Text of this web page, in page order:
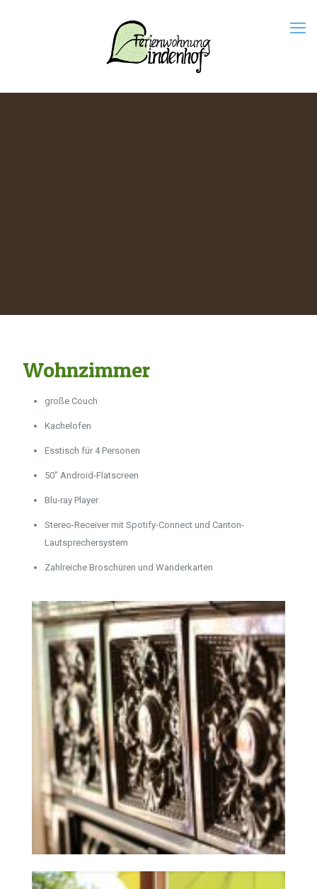
Wohnzimmer
große Couch
Kachelofen
Esstisch für 4 Personen
50" Android-Flatscreen
Blu-ray Player
Stereo-Receiver mit Spotify-Connect und Canton-
Lautsprechersystem
Zahlreiche Broschüren und Wanderkarten